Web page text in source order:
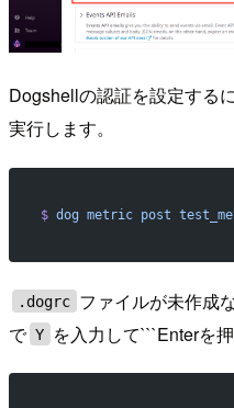
Dogshellの認証を設定する
実行します。
$ dog metric post
.dogrc ファイルが未作成
で Y を入力して```Enterを押